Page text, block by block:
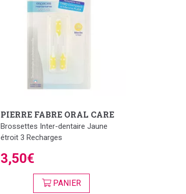
PIERRE FABRE ORAL CARE
Brossettes Inter-dentaire Jaune
étroit 3 Recharges
3,50€
PANIER